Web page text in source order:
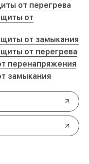
от перегрева
от
от замыкания
от перегрева
перенапряжения
замыкания